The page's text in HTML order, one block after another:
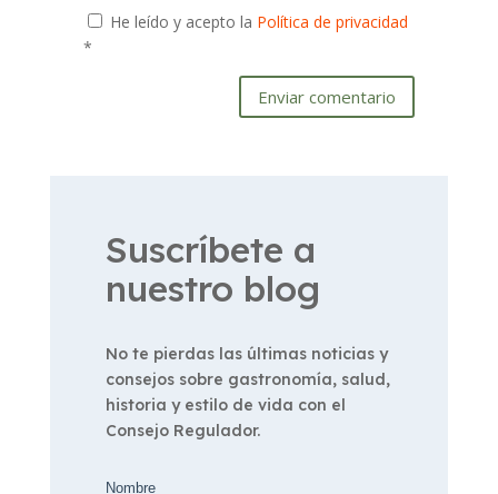
He leído y acepto la Política de privacidad
*
Enviar comentario
Suscríbete a
nuestro blog
No te pierdas las últimas noticias y
consejos sobre gastronomía, salud,
historia y estilo de vida con el
Consejo Regulador.